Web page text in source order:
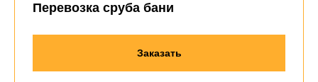
Перевозка сруба бани
Заказать